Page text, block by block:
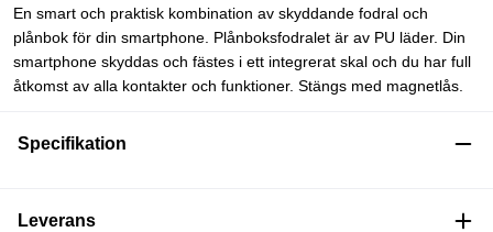
En smart och praktisk kombination av skyddande fodral och
plånbok för din smartphone. Plånboksfodralet är av PU läder. Din
smartphone skyddas och fästes i ett integrerat skal och du har full
åtkomst av alla kontakter och funktioner. Stängs med magnetlås.
Specifikation
Leverans